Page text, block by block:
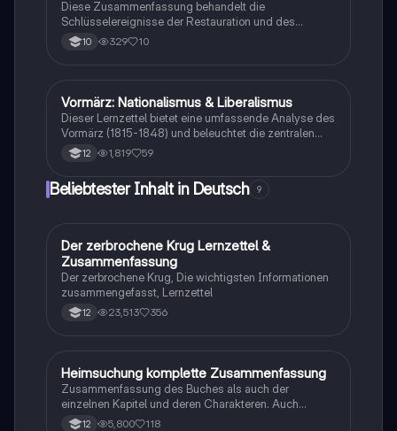
in der deutschen Nationalbewegung. Ideal für
Studierende der Geschichte und Politikwissenschaft.
Diese Zusammenfassung behandelt die
Schlüsselereignisse der Restauration und des
Vormärz von 1815 bis 1848, einschließlich der
Befreiungskriege, des Wiener Kongresses, der
die politischen Bewegungen und die Auswirkungen
auf die deutsche Einheit. Ideal für Geschichts LK und
Klausurvorbereitung.
10 329 10
Geschichte
Vormärz: Nationalismus & Liberalismus
Dieser Lernzettel bietet eine umfassende Analyse des
Vormärz (1815-1848) und beleuchtet die zentralen
Themen wie Nationalismus, Liberalismus, die Rolle
der Burschenschaften, die Karlsbader Beschlüsse und
und sozialen Spannungen zur Entstehung eines
12 1,819 59
Beliebtester Inhalt in Deutsch 9
Deutsch
Der zerbrochene Krug Lernzettel &
Zusammenfassung
Der zerbrochene Krug, Die wichtigsten Informationen
zusammengefasst, Lernzettel
12 23,513 356
Deutsch
Heimsuchung komplette Zusammenfassung
Zusammenfassung des Buches als auch der
einzelnen Kapitel und deren Charakteren. Auch
tabellarisch. Im Unterricht ohne KI erstellt
12 5,800 118